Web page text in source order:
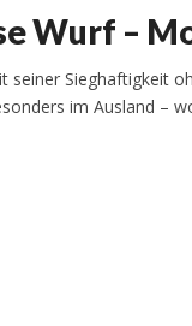
Wurf –
seiner Sieghaftigkeit
im Ausland –